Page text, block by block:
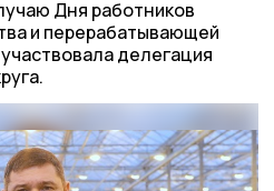
Дня работников
и перерабатывающей
делегация